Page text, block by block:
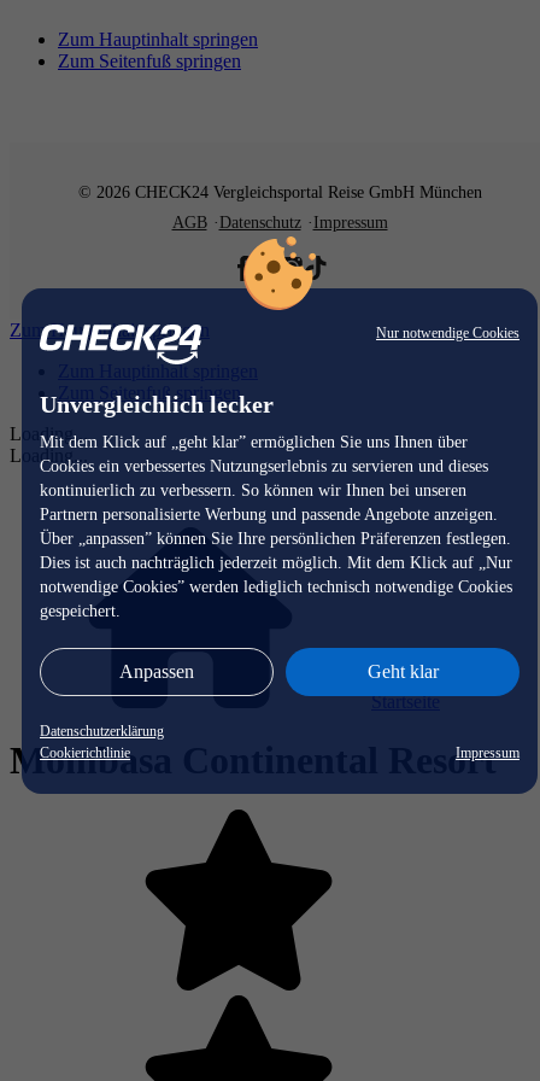
Nur notwendige Cookies
Unvergleichlich lecker
Mit dem Klick auf „geht klar” ermöglichen Sie uns Ihnen über
Cookies ein verbessertes Nutzungserlebnis zu servieren und dieses
kontinuierlich zu verbessern. So können wir Ihnen bei unseren
Partnern personalisierte Werbung und passende Angebote anzeigen.
Über „anpassen” können Sie Ihre persönlichen Präferenzen festlegen.
Dies ist auch nachträglich jederzeit möglich. Mit dem Klick auf „Nur
notwendige Cookies” werden lediglich technisch notwendige Cookies
gespeichert.
Anpassen Geht klar
Datenschutzerklärung
Cookierichtlinie
Impressum
Zum Hauptinhalt springen
Zum Seitenfuß springen
© 2026 CHECK24 Vergleichsportal Reise GmbH München
AGB
Datenschutz Impressum
Zum Hauptinhalt springen
Zum Hauptinhalt springen
Zum Seitenfuß springen
Loading...
Loading...
Startseite
Mombasa Continental Resort